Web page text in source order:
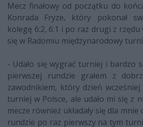
Mecz finałowy od początku do
Konrada Fryze, który pokonał
kolegę 6:2, 6:1 i po raz drugi z rzędu
się w Radomiu międzynarodowy
- Udało się wygrać turniej i bardzo
pierwszej rundzie grałem z
zawodnikiem, który dzień
turniej w Polsce, ale udało mi się z
mecze również układały się dla
rundzie po raz pierwszy na tym